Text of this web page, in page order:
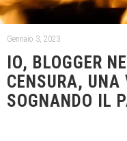
Gennaio 3, 2023
IO, BLOGGER
CENSURA, UNA
SOGNANDO IL